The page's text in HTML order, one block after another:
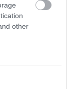
other
ζητά